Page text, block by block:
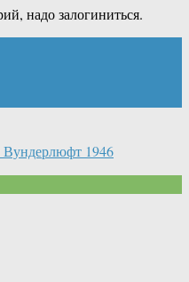
надо залогиниться.
Вундерлюфт 1946